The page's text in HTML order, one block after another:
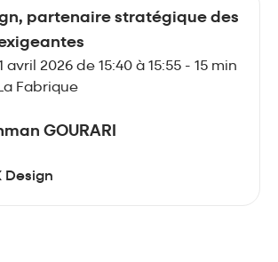
partenaire stratégique des
avril 2026 de 15:40 à 15:55 - 15 min
Fabrique
GOURARI
Design